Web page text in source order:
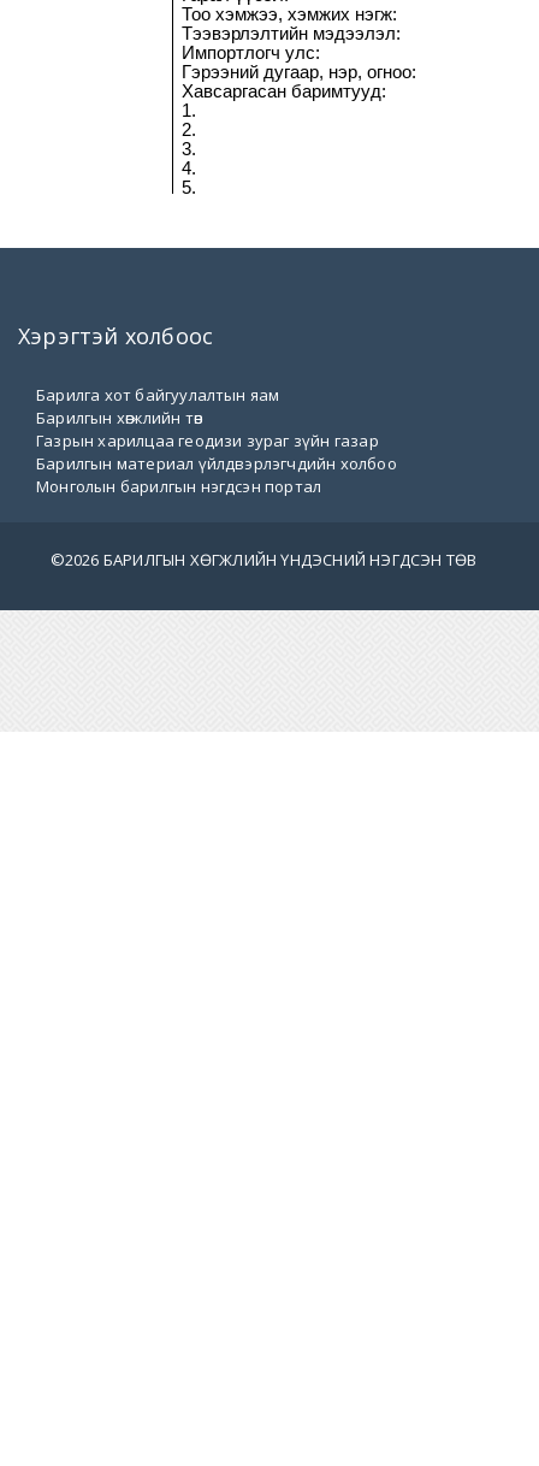
Хэрэгтэй холбоос
Барилга хот байгуулалтын яам
Барилгын хөгжлийн төв
Газрын харилцаа геодизи зураг зүйн газар
Барилгын материал үйлдвэрлэгчдийн холбоо
Монголын барилгын нэгдсэн портал
©2026 БАРИЛГЫН ХӨГЖЛИЙН ҮНДЭСНИЙ НЭГДСЭН ТӨВ